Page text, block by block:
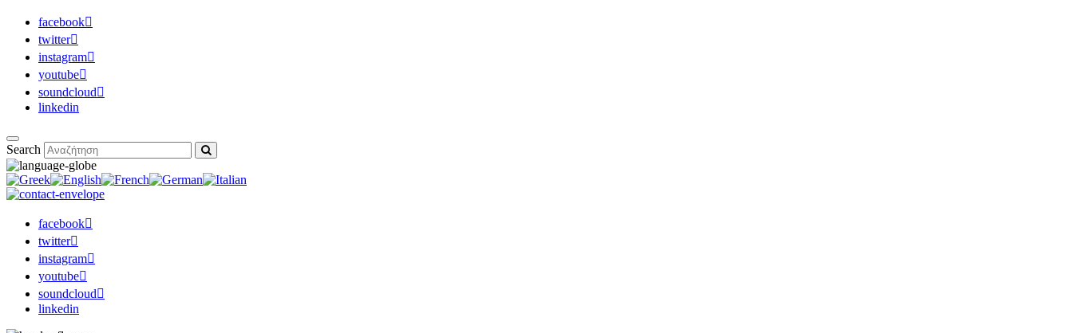
facebook
twitter
instagram
youtube
soundcloud
linkedin
Search
facebook
twitter
instagram
youtube
soundcloud
linkedin